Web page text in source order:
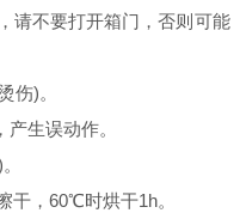
不要打开箱门，否则可能
)。
生误动作。
，60℃时烘干1h。